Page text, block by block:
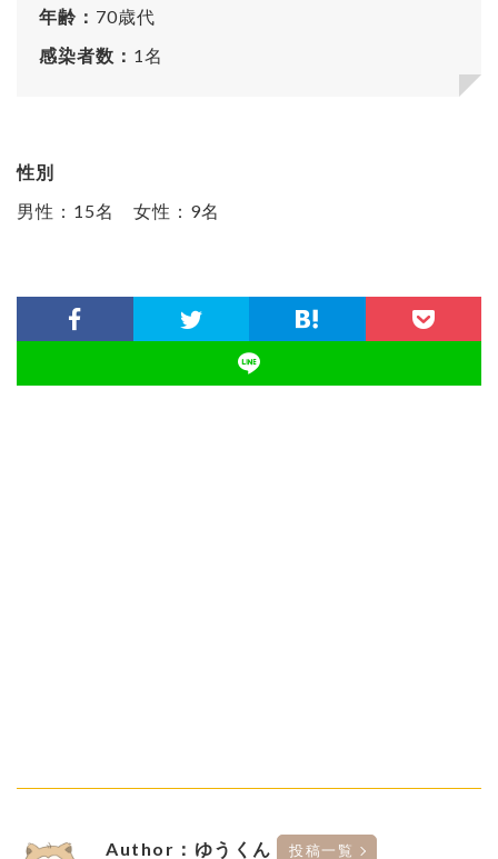
年齢： 70歳代
感染者数： 1名
性別
男性：15名 女性：9名
Author：ゆうくん 投稿一覧